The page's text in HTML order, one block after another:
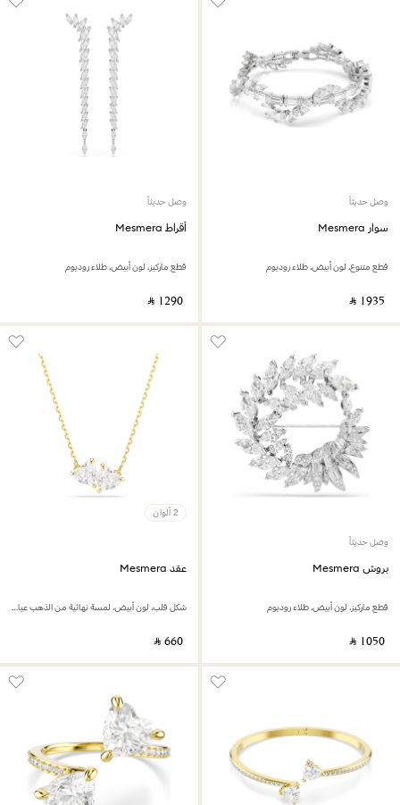
وصل حديثاً
سوار Mesmera
قطع متنوع، لون أبيض، طلاء روديوم
‎ ⃁ ⁦1935⁩ ‎
وصل حديثاً
أقراط Mesmera
قطع ماركيز، لون أبيض، طلاء روديوم
‎ ⃁ ⁦1290⁩ ‎
وصل حديثاً
بروش Mesmera
قطع ماركيز، لون أبيض، طلاء روديوم
‎ ⃁ ⁦1050⁩ ‎
2 ألوان
عقد Mesmera
شكل قلب، لون أبيض، لمسة نهائية من الذهب عيار 18 قيراط
‎ ⃁ ⁦660⁩ ‎